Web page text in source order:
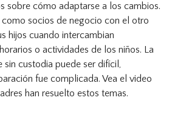
sobre cómo adaptarse a los cambios.
socios de negocio con el otro
hijos cuando intercambian
o actividades de los niños. La
custodia puede ser difícil,
fue complicada. Vea el video
han resuelto estos temas.